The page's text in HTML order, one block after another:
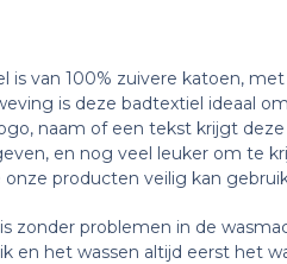
is van 100% zuivere katoen,
is deze badtextiel ideaal
naam of een tekst krijgt
en nog veel leuker om te
onze producten veilig kan
zonder problemen in de
en het wassen altijd eerst het